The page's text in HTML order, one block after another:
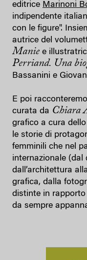
editrice Marinoni
indipendente
con le figure".
autrice del
Manie e
Perriand. Una
Bassanini e
E poi
curata da Chiara
grafico a cura dello
le storie di
femminili che nel
internazionale (dal
dall’architettura
grafica, dalla
distinte in
da sempre